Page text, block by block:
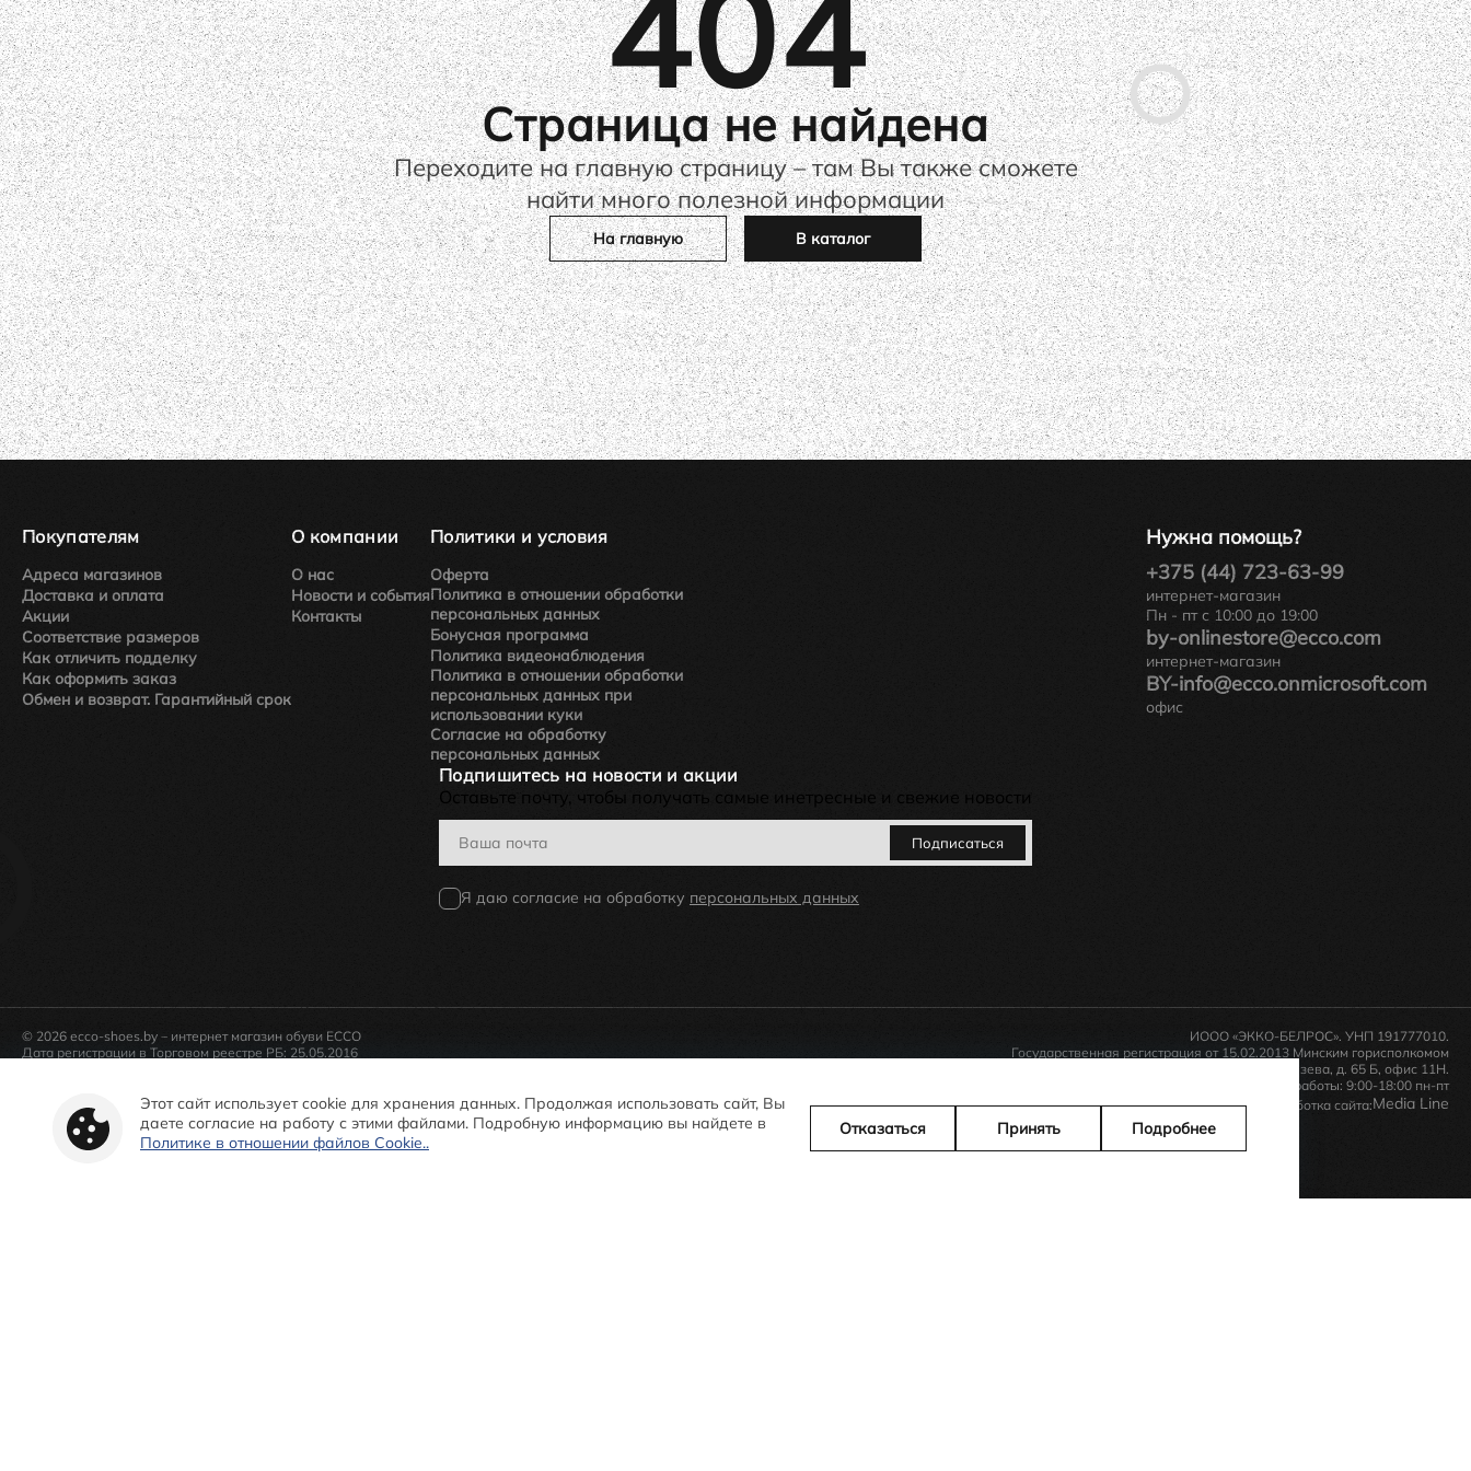
Страница не найдена
Переходите на главную страницу – там Вы также сможете
найти много полезной информации
На главную В каталог
Нужна помощь?
+375 (44) 723-63-99
интернет-магазин
Пн - пт с 10:00 до 19:00
by-onlinestore@ecco.com
интернет-магазин
BY-info@ecco.onmicrosoft.com
офис
Покупателям
Адреса магазинов
Доставка и оплата
Акции
Соответствие размеров
Как отличить подделку
Как оформить заказ
Обмен и возврат. Гарантийный срок
О компании
О нас
Новости и события
Контакты
Политики и условия
Оферта
Политика в отношении обработки
персональных данных
Бонусная программа
Политика видеонаблюдения
Политика в отношении обработки
персональных данных при
использовании куки
Согласие на обработку
персональных данных
Подпишитесь на новости и акции
Оставьте почту, чтобы получать самые инетресные и свежие новости
Я даю согласие на обработку персональных данных
Подписаться
© 2026 ecco-shoes.by – интернет магазин обуви ECCO
Дата регистрации в Торговом реестре РБ: 25.05.2016
Уполномоченный на рассмотрение обращений покупателей интернет-магазина:
Начальник сектора по интернет-торговле, телефон +375 (44) 723-63-99
ИООО «ЭККО-БЕЛРОС». УНП 191777010.
Государственная регистрация от 15.02.2013 Минским горисполкомом
Юр. адрес: Республика Беларусь, 220035, г. Минск, ул. Тимирязева, д. 65 Б, офис 11Н.
Время работы: 9:00-18:00 пн-пт
Дизайн и разработка сайта:Media Line
Этот сайт использует cookie для хранения данных. Продолжая использовать сайт, Вы
даете согласие на работу с этими файлами. Подробную информацию вы найдете в
Политике в отношении файлов Cookie..
Отказаться Принять Подробнее